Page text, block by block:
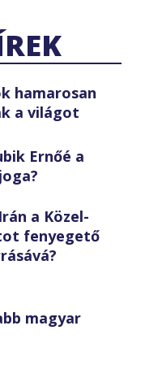
hamarosan
a világot
Ernőé a
a Közel-
fenyegető
magyar